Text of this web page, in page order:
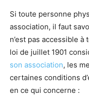
Si toute personne
association, il faut
n’est pas accessible
loi de juillet 1901
son association, les
certaines conditions
en ce qui concerne :